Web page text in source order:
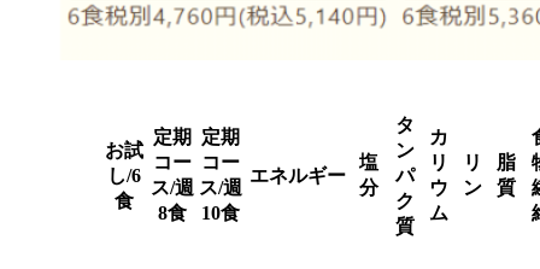
お試
し/6
食
定期
コー
ス/週
8食
定期
コー
ス/週
10食
エネルギー
塩
分
タ
ン
パ
ク
質
カ
リ
ウ
ム
リ
ン
脂
質